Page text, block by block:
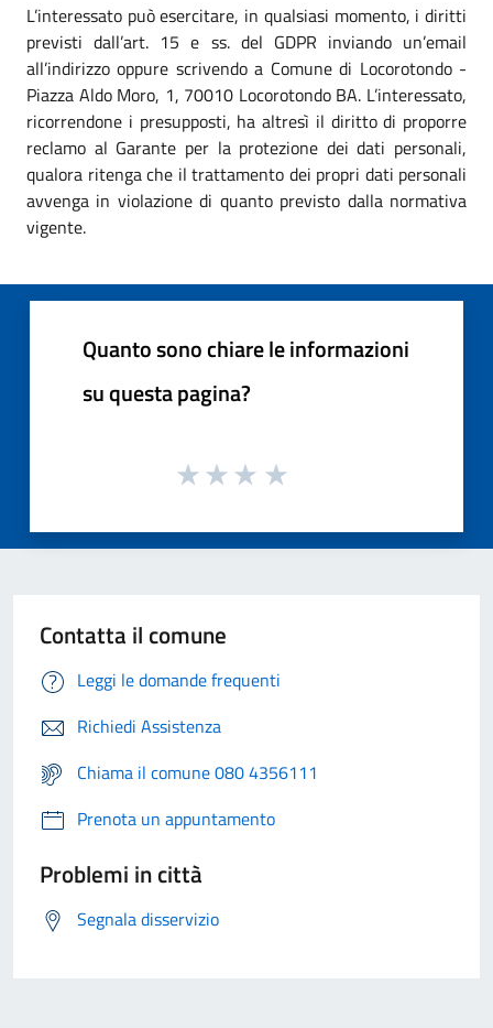
L’interessato può esercitare, in qualsiasi momento, i diritti
previsti dall’art. 15 e ss. del GDPR inviando un’email
all’indirizzo oppure scrivendo a Comune di Locorotondo -
Piazza Aldo Moro, 1, 70010 Locorotondo BA. L’interessato,
ricorrendone i presupposti, ha altresì il diritto di proporre
reclamo al Garante per la protezione dei dati personali,
qualora ritenga che il trattamento dei propri dati personali
avvenga in violazione di quanto previsto dalla normativa
vigente.
Quanto sono chiare le informazioni
su questa pagina?
Contatta il comune
Leggi le domande frequenti
Richiedi Assistenza
Chiama il comune 080 4356111
Prenota un appuntamento
Problemi in città
Segnala disservizio